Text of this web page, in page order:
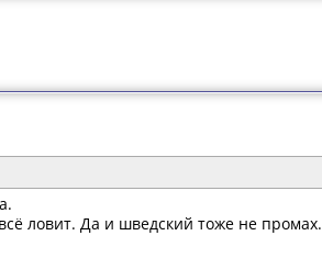
ловит. Да и шведский тоже не промах.